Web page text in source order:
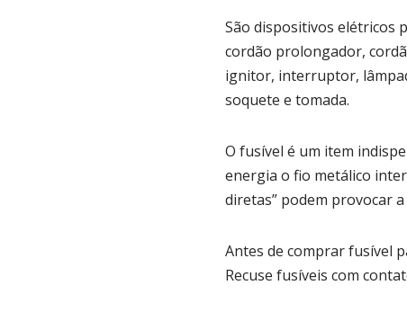
São dispositivos elétricos
cordão prolongador,
ignitor, interruptor,
soquete e tomada.
O fusível é um item
energia o fio metálico
diretas” podem provocar
Antes de comprar fusível
Recuse fusíveis com